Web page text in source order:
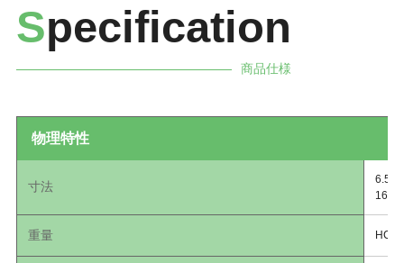
Specification
商品仕様
物理特性
寸法
6.5イ
重量